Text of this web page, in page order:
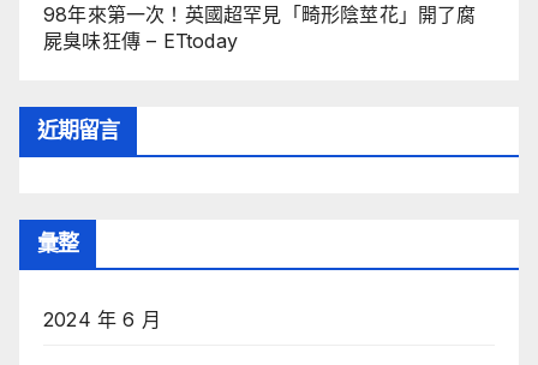
98年來第一次！英國超罕見「畸形陰莖花」開了腐
屍臭味狂傳 – ETtoday
近期留言
彙整
2024 年 6 月